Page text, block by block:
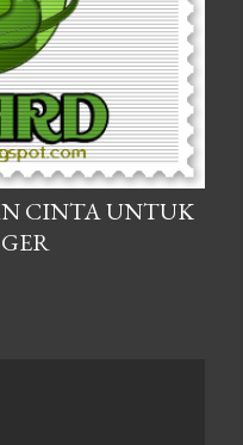
CINTA UNTUK